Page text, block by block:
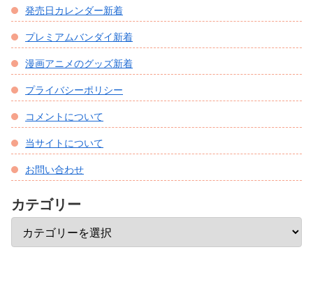
発売日カレンダー新着
プレミアムバンダイ新着
漫画アニメのグッズ新着
プライバシーポリシー
コメントについて
当サイトについて
お問い合わせ
カテゴリー